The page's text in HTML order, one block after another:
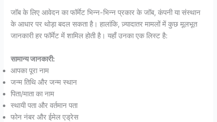
जॉब के लिए आवेदन का फॉर्मेट भिन्न-भिन्न प्रकार के जॉब, कंपनी या संस्थान
के आधार पर थोड़ा बदल सकता है। हालांकि, ज़्यादातर मामलों में कुछ मूलभूत
जानकारी हर फॉर्मेट में शामिल होती है। यहाँ उनका एक लिस्ट है:
सामान्य जानकारी:
आपका पूरा नाम
जन्म तिथि और जन्म स्थान
पिता/माता का नाम
स्थायी पता और वर्तमान पता
फोन नंबर और ईमेल एड्रेस